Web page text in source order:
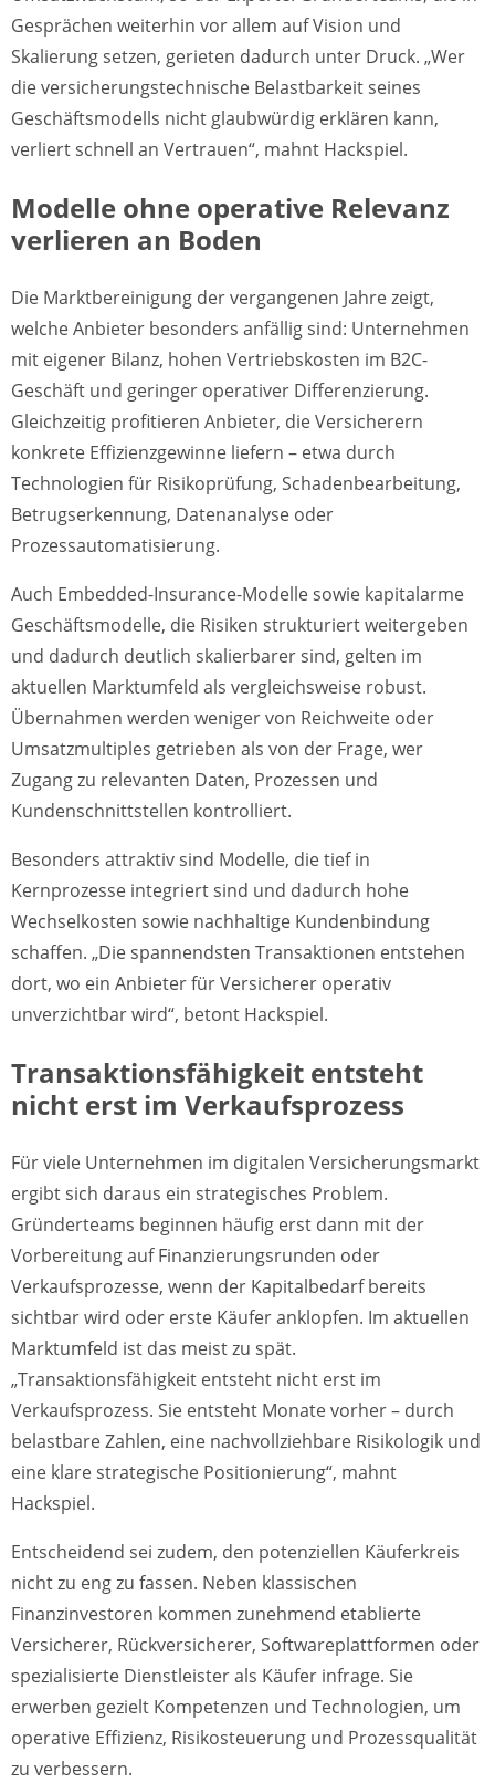
Gesprächen weiterhin vor allem auf Vision und
Skalierung setzen, gerieten dadurch unter Druck. „Wer
die versicherungstechnische Belastbarkeit seines
Geschäftsmodells nicht glaubwürdig erklären kann,
verliert schnell an Vertrauen“, mahnt Hackspiel.
Modelle ohne operative Relevanz
verlieren an Boden
Die Marktbereinigung der vergangenen Jahre zeigt,
welche Anbieter besonders anfällig sind: Unternehmen
mit eigener Bilanz, hohen Vertriebskosten im B2C-
Geschäft und geringer operativer Differenzierung.
Gleichzeitig profitieren Anbieter, die Versicherern
konkrete Effizienzgewinne liefern – etwa durch
Technologien für Risikoprüfung, Schadenbearbeitung,
Betrugserkennung, Datenanalyse oder
Prozessautomatisierung.
Auch Embedded-Insurance-Modelle sowie kapitalarme
Geschäftsmodelle, die Risiken strukturiert weitergeben
und dadurch deutlich skalierbarer sind, gelten im
aktuellen Marktumfeld als vergleichsweise robust.
Übernahmen werden weniger von Reichweite oder
Umsatzmultiples getrieben als von der Frage, wer
Zugang zu relevanten Daten, Prozessen und
Kundenschnittstellen kontrolliert.
Besonders attraktiv sind Modelle, die tief in
Kernprozesse integriert sind und dadurch hohe
Wechselkosten sowie nachhaltige Kundenbindung
schaffen. „Die spannendsten Transaktionen entstehen
dort, wo ein Anbieter für Versicherer operativ
unverzichtbar wird“, betont Hackspiel.
Transaktionsfähigkeit entsteht
nicht erst im Verkaufsprozess
Für viele Unternehmen im digitalen Versicherungsmarkt
ergibt sich daraus ein strategisches Problem.
Gründerteams beginnen häufig erst dann mit der
Vorbereitung auf Finanzierungsrunden oder
Verkaufsprozesse, wenn der Kapitalbedarf bereits
sichtbar wird oder erste Käufer anklopfen. Im aktuellen
Marktumfeld ist das meist zu spät.
„Transaktionsfähigkeit entsteht nicht erst im
Verkaufsprozess. Sie entsteht Monate vorher – durch
belastbare Zahlen, eine nachvollziehbare Risikologik und
eine klare strategische Positionierung“, mahnt
Hackspiel.
Entscheidend sei zudem, den potenziellen Käuferkreis
nicht zu eng zu fassen. Neben klassischen
Finanzinvestoren kommen zunehmend etablierte
Versicherer, Rückversicherer, Softwareplattformen oder
spezialisierte Dienstleister als Käufer infrage. Sie
erwerben gezielt Kompetenzen und Technologien, um
operative Effizienz, Risikosteuerung und Prozessqualität
zu verbessern.